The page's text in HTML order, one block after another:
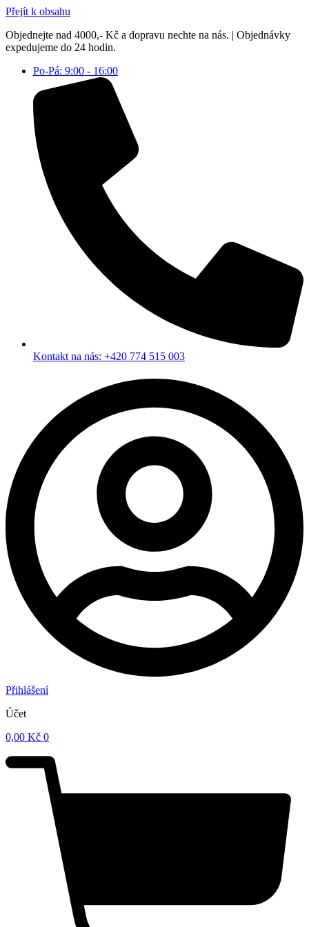
Přejít k obsahu
Objednejte nad 4000,- Kč a dopravu nechte na nás. | Objednávky
expedujeme do 24 hodin.
Po-Pá: 9:00 - 16:00
Kontakt na nás: +420 774 515 003
Přihlášení
Účet
0,00 Kč 0